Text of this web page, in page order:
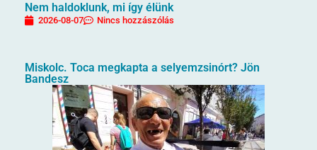
Nem haldoklunk, mi így élünk
2026-08-07 Nincs hozzászólás
Miskolc. Toca megkapta a selyemzsinórt? Jön
Bandesz